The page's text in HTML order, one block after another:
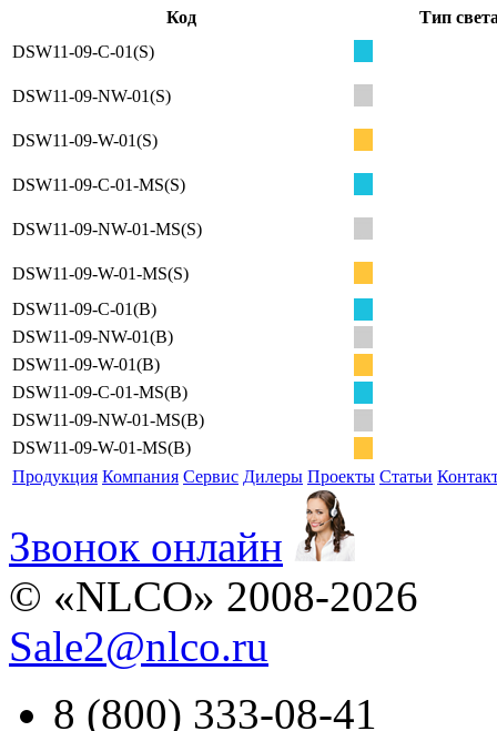
Код
Тип
DSW11-09-C-01(S)
DSW11-09-NW-01(S)
DSW11-09-W-01(S)
DSW11-09-C-01-MS(S)
DSW11-09-NW-01-MS(S)
DSW11-09-W-01-MS(S)
DSW11-09-C-01(B)
DSW11-09-NW-01(B)
DSW11-09-W-01(B)
DSW11-09-C-01-MS(B)
DSW11-09-NW-01-MS(B)
DSW11-09-W-01-MS(B)
Продукция Компания Сервис Дилеры Проекты Статьи
Звонок онлайн
© «NLCO» 2008-2026
Sale2@nlco.ru
8 (800) 333-08-41